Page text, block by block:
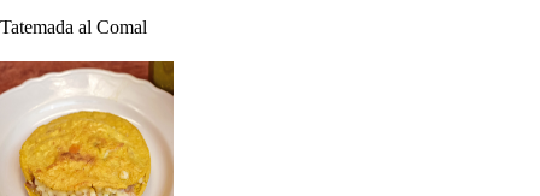
Tatemada al Comal